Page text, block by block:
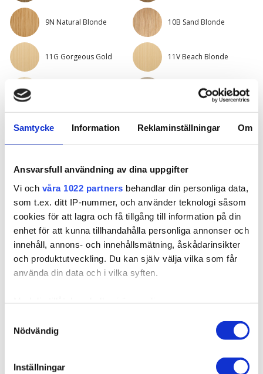
Samtycke Information Reklaminställningar Om
Ansvarsfull användning av dina uppgifter
Vi och våra 1022 partners behandlar din personliga data,
som t.ex. ditt IP-nummer, och använder teknologi såsom
cookies för att lagra och få tillgång till information på din
enhet för att kunna tillhandahålla personliga annonser och
innehåll, annons- och innehållsmätning, åskådarinsikter
och produktutveckling. Du kan själv välja vilka som får
använda din data och i vilka syften.
kan ha en noggrannhet på upp till flera meter
Nödvändig
Inställningar
9N Natural Blonde 10B Sand Blonde
11G Gorgeous Gold 11V Beach Blonde
12AS Platinum Ash
8R Bright Red 4RG Auburn
4B/9G Chocco Cola 7BN /10B Sandy Brown
Mix
8B/10B Brown
Ashblonde Mix
10NV/10V Sensation
Blonde
10B/12AS Dirty Blonde
Mix
10BS/12AS Dirty
Beige 7BN/10B
4B/8B Riche Brown
Balayage
Whipped Creme
Dark Mix Balayage 1N/4B
Välj Längd
100g, 40cm
110g, 50cm
125g, 60cm
120g, 60cm
130g, 70cm
2 695,00 kr
Expressfrakt möjlig